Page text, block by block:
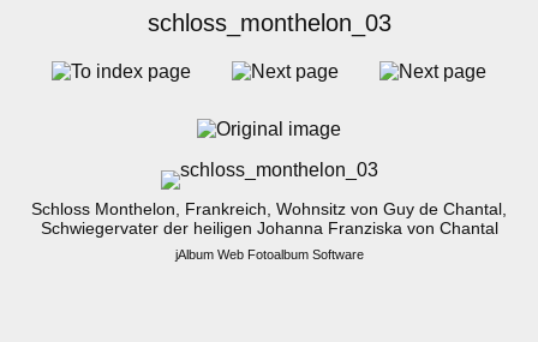
schloss_monthelon_03
Schloss Monthelon, Frankreich, Wohnsitz von Guy de Chantal,
Schwiegervater der heiligen Johanna Franziska von Chantal
jAlbum Web Fotoalbum Software